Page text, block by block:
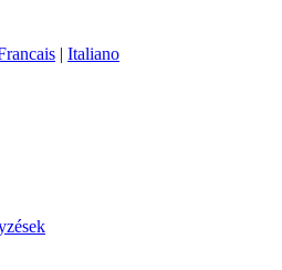
| Italiano